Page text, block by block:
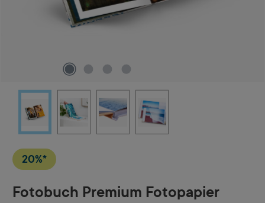
20%*
Fotobuch Premium Fotopapier